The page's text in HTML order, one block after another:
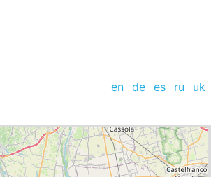
en de es ru
uk